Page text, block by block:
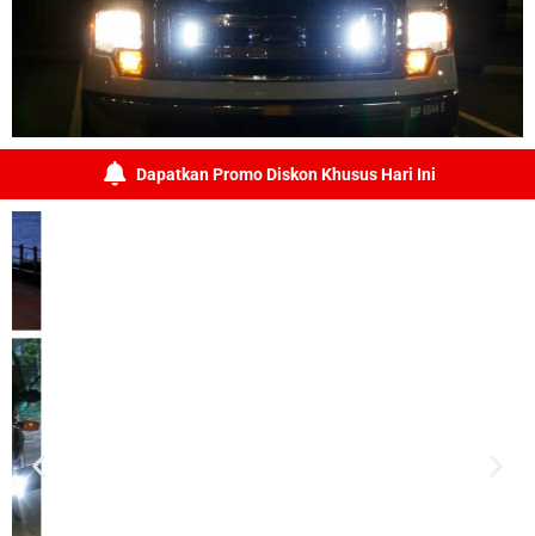
Dapatkan Promo Diskon Khusus Hari Ini